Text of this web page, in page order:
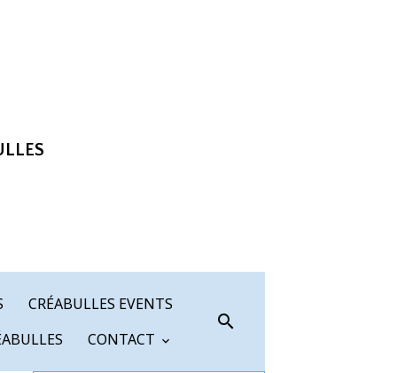
CRÉABULLES EVENTS
CONTACT